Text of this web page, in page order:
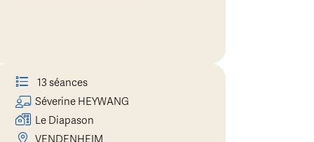
13 séances
Séverine HEYWANG
Le Diapason
VENDENHEIM